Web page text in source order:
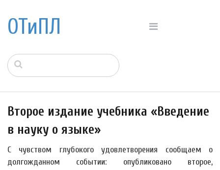
ОТиПЛ
Второе издание учебника «Введение
в науку о языке»
С чувством глубокого удовлетворения сообщаем о
долгожданном событии: опубликовано второе,